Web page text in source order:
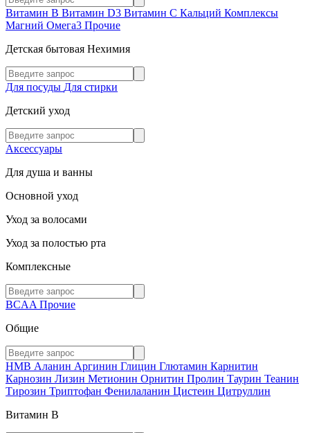
Витамин В Витамин D3 Витамин С Кальций Комплексы
Магний Омега3 Прочие
Детская бытовая Нехимия
Для посуды Для стирки
Детский уход
Аксессуары
Для душа и ванны
Основной уход
Уход за волосами
Уход за полостью рта
Комплексные
BCAA Прочие
Общие
HMB Аланин Аргинин Глицин Глютамин Карнитин
Карнозин Лизин Метионин Орнитин Пролин Таурин Теанин
Тирозин Триптофан Фенилаланин Цистеин Цитруллин
Витамин В